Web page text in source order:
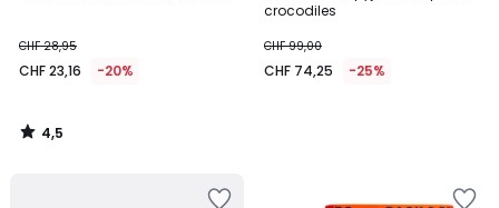
CHF 28,95
CHF 23,16 -20%
4,5
/
crocodiles
CHF 99,00
CHF 74,25 -25%